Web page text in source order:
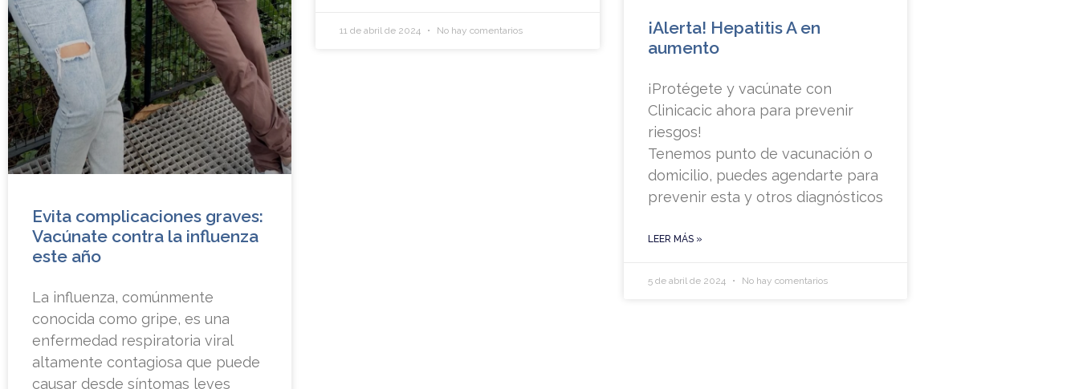
Evita complicaciones graves:
Vacúnate contra la influenza
este año
La influenza, comúnmente
conocida como gripe, es una
enfermedad respiratoria viral
altamente contagiosa que puede
causar desde síntomas leves
11 de abril de 2024 No hay comentarios
¡Alerta! Hepatitis A en
aumento
¡Protégete y vacúnate con
Clinicacic ahora para prevenir
riesgos!
Tenemos punto de vacunación o
domicilio, puedes agendarte para
prevenir esta y otros diagnósticos
LEER MÁS »
5 de abril de 2024 No hay comentarios